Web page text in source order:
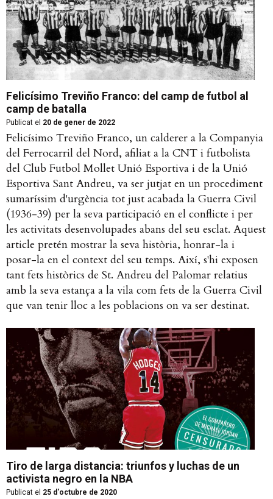
Felicísimo Treviño Franco: del camp de futbol al
camp de batalla
Publicat el 20 de gener de 2022
Felicísimo Treviño Franco, un calderer a la Companyia
del Ferrocarril del Nord, afiliat a la CNT i futbolista
del Club Futbol Mollet Unió Esportiva i de la Unió
Esportiva Sant Andreu, va ser jutjat en un procediment
sumaríssim d'urgència tot just acabada la Guerra Civil
(1936-39) per la seva participació en el conflicte i per
les activitats desenvolupades abans del seu esclat. Aquest
article pretén mostrar la seva història, honrar-la i
posar-la en el context del seu temps. Així, s'hi exposen
tant fets històrics de St. Andreu del Palomar relatius
amb la seva estança a la vila com fets de la Guerra Civil
que van tenir lloc a les poblacions on va ser destinat.
Tiro de larga distancia: triunfos y luchas de un
activista negro en la NBA
Publicat el 25 d'octubre de 2020